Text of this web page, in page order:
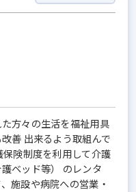
方々の生活を福祉用具
善 出来るよう取組んで
保険制度を利用して介護
ベッド等） のレンタ
施設や病院への営業・